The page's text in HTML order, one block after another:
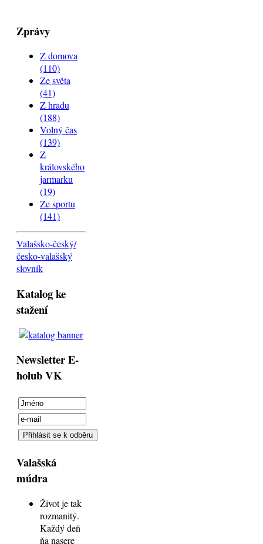
Zprávy
Z domova
(110)
Ze světa
(41)
Z hradu
(188)
Volný čas
(139)
Z
královského
jarmarku
(19)
Ze sportu
(141)
Valašsko-český/
česko-valašský
slovník
Katalog ke
stažení
Newsletter E-
holub VK
Valašská
múdra
Život je tak
rozmanitý.
Každý deň
ňa nasere